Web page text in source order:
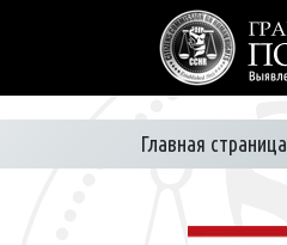
Главная страница